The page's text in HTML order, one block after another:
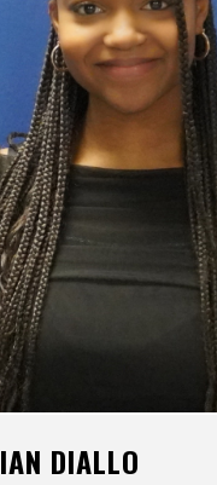
DIALLO
Contact
Informations
Outils
Liens
Menu principal
Qui vous êtes